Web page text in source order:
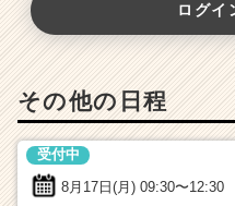
ログイ
その他の日程
8月17日(月) 09:30〜12:30
受付中